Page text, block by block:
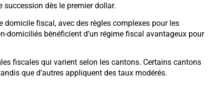
dès le premier dollar.
fiscal, avec des règles complexes pour les
domiciliés bénéficient d’un régime fiscal avantageux pour
fiscales qui varient selon les cantons. Certains cantons
que d’autres appliquent des taux modérés.